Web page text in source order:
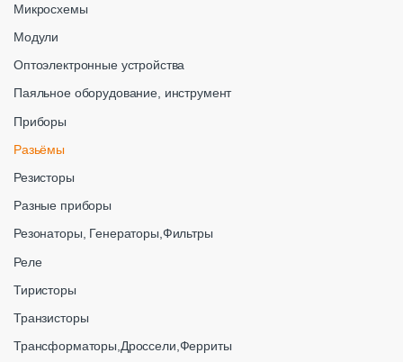
Микросхемы
Модули
Оптоэлектронные устройства
Паяльное оборудование, инструмент
Приборы
Разьёмы
Резисторы
Разные приборы
Резонаторы, Генераторы,Фильтры
Реле
Тиристоры
Транзисторы
Трансформаторы,Дроссели,Ферриты